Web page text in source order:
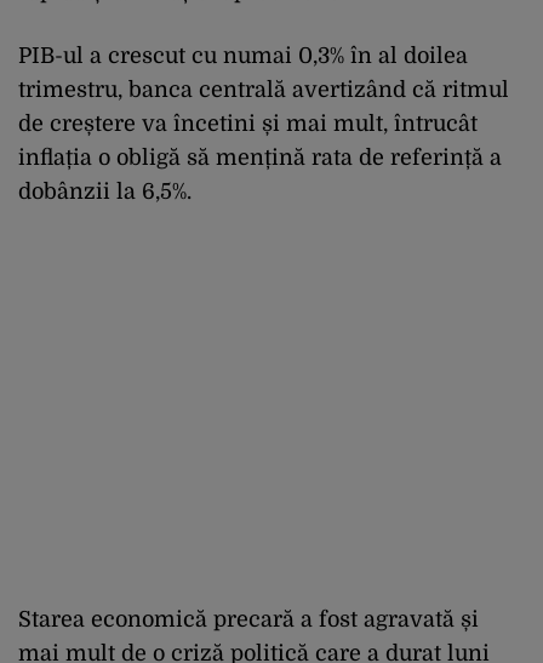
PIB-ul a crescut cu numai 0,3% în al doilea
trimestru, banca centrală avertizând că ritmul
de creștere va încetini și mai mult, întrucât
inflația o obligă să mențină rata de referință a
dobânzii la 6,5%.
Starea economică precară a fost agravată și
mai mult de o criză politică care a durat luni